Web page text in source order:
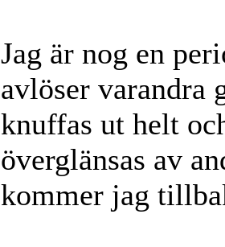
Jag är nog en
avlöser varandra
knuffas ut helt
överglänsas av
kommer jag